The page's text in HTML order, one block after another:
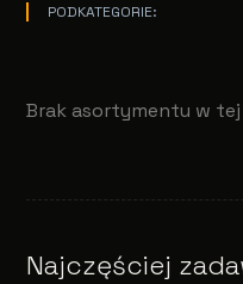
PODKATEGORIE:
Brak asortymentu w
Najczęściej